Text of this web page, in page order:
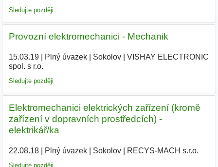
Sledujte později
Provozní elektromechanici - Mechanik
15.03.19| Plný úvazek| Sokolov|
VISHAY ELECTRONIC
spol. s r.o.
Sledujte později
Elektromechanici elektrických zařízení (kromě
zařízení v dopravních prostředcích) -
elektrikář/ka
22.08.18| Plný úvazek| Sokolov| RECYS-MACH s.r.o.
Sledujte později